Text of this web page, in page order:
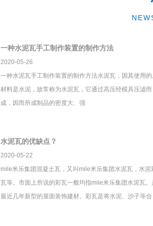
一种水泥瓦手工制作装置的制作方法
2020-05-26
一种水泥瓦手工制作装置的制作方法水泥瓦，因其使用的
材料是水泥，故常称为水泥瓦，它通过高压经模具压滤而
成，因而所成制品的密度大、强
水泥瓦的优缺点？
2020-05-22
mile米乐集团混凝土瓦，又叫mile米乐集团水泥瓦，水泥
瓦等。市面上所说的彩瓦一般均指mile米乐集团水泥瓦。
最近几年新型的屋面装饰建材。彩瓦是将水泥、沙子等合